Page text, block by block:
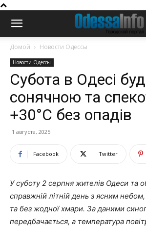
Домой Новости Одессы
Новости Одессы
Субота в Одесі
сонячною та
+30°C без опадів
1 августа, 2025
Facebook Twitter
У суботу 2 серпня жителів Одеси та
справжній літній день з ясним
та без жодної хмари. За даними
передбачається, а температура